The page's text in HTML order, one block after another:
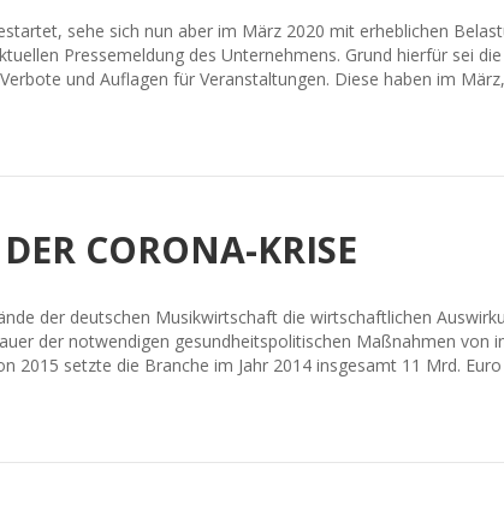
sehe sich nun aber im März 2020 mit erheblichen
Pressemeldung des Unternehmens. Grund hierfür sei
und Auflagen für Veranstaltungen. Diese haben im
CORONA-KRISE
der deutschen Musikwirtschaft die wirtschaftlichen
der notwendigen gesundheitspolitischen Maßnahmen von
2015 setzte die Branche im Jahr 2014 insgesamt 11 Mrd.